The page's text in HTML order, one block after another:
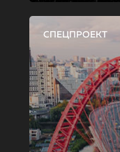
СПЕЦПРОЕКТ